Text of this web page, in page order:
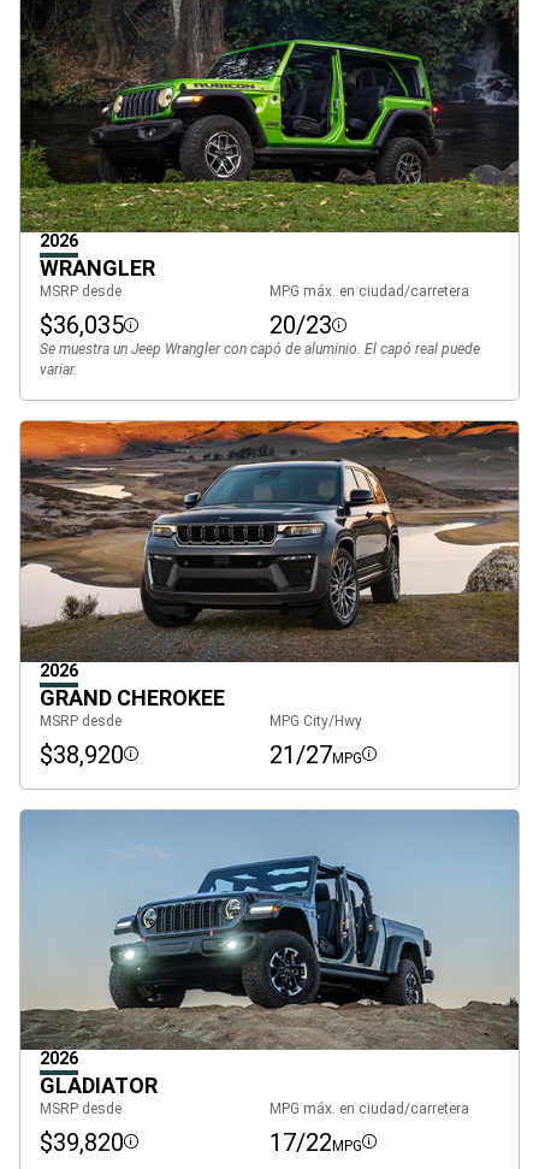
2026
WRANGLER
MSRP desde
$36,035 Disclosure
MPG máx. en ciudad/carretera
20/23 Disclosure
Se muestra un Jeep Wrangler con capó de aluminio. El capó real puede
variar.
2026
GRAND CHEROKEE
MSRP desde
$38,920 Disclosure
MPG City/Hwy
21/27MPG Disclosure
2026
GLADIATOR
MSRP desde
$39,820 Disclosure
MPG máx. en ciudad/carretera
17/22MPG Disclosure